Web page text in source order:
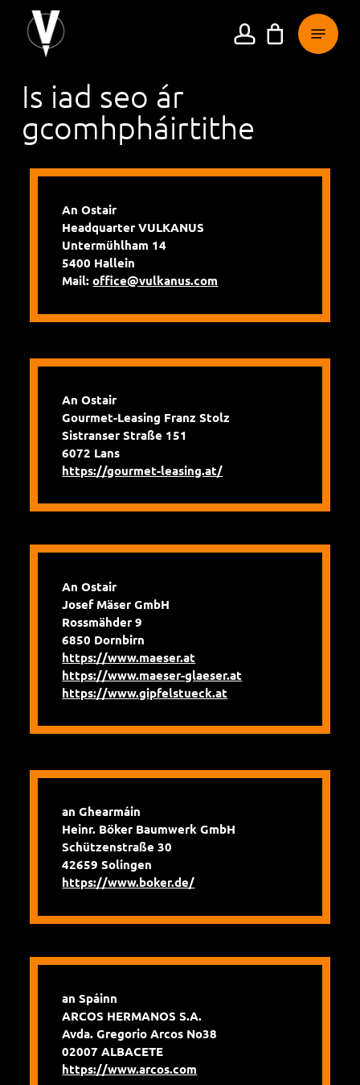
aghaidh
cuntas
Is iad seo ár
gcomhpháirtithe
An Ostair
Headquarter VULKANUS
Untermühlham 14
5400 Hallein
Mail:office@vulkanus.com
An Ostair
Gourmet-Leasing Franz Stolz
Sistranser Straße 151
6072 Lans
https://gourmet-leasing.at/
An Ostair
Josef Mäser GmbH
Rossmähder 9
6850 Dornbirn
https://www.maeser.at
https://www.maeser-glaeser.at
https://www.gipfelstueck.at
an Ghearmáin
Heinr. Böker Baumwerk GmbH
Schützenstraße 30
42659 Solingen
https://www.boker.de/
an Spáinn
ARCOS HERMANOS S.A.
Avda. Gregorio Arcos No38
02007 ALBACETE
https://www.arcos.com